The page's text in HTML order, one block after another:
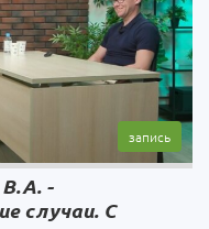
-
случаи. С